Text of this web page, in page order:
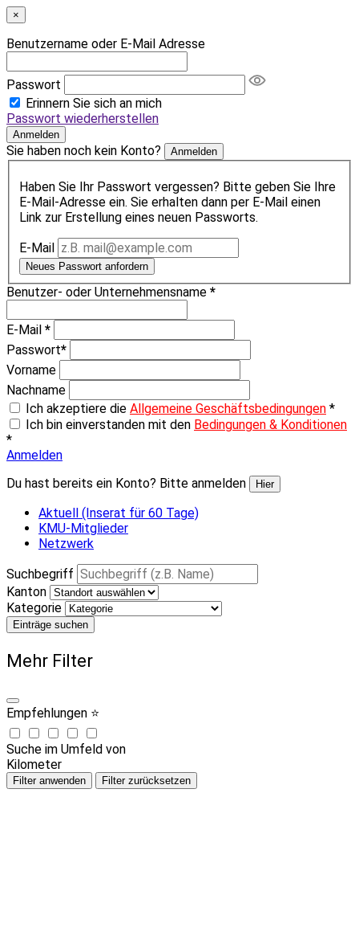
×
Benutzername oder E-Mail Adresse
Passwort
Erinnern Sie sich an mich
Passwort wiederherstellen
Anmelden
Sie haben noch kein Konto? Anmelden
Haben Sie Ihr Passwort vergessen? Bitte geben Sie Ihre
E-Mail-Adresse ein. Sie erhalten dann per E-Mail einen
Link zur Erstellung eines neuen Passworts.
E-Mail
Neues Passwort anfordern
Benutzer- oder Unternehmensname *
E-Mail *
Passwort*
Vorname
Nachname
Ich akzeptiere die Allgemeine Geschäftsbedingungen *
Ich bin einverstanden mit den Bedingungen & Konditionen
*
Anmelden
Du hast bereits ein Konto? Bitte anmelden
Hier
Aktuell (Inserat für 60 Tage)
KMU-Mitglieder
Netzwerk
Suchbegriff
Kanton
Kategorie
Einträge suchen
Mehr Filter
Empfehlungen ⭐
Suche im Umfeld von
Kilometer
Filter anwenden Filter zurücksetzen